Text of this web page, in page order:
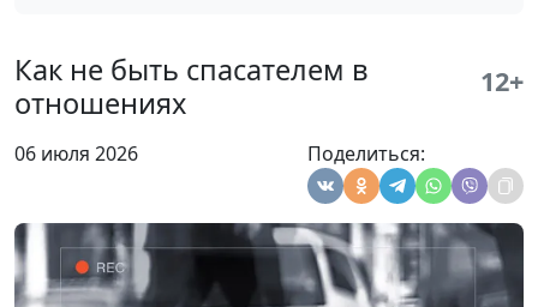
Как не быть спасателем в
отношениях
12+
06 июля 2026 Поделиться:
психолог
соглашаться, лишь бы
Надежда Орлюк,
психолог
Ответственны ли мы за
чувства других людей?
Мария Мараханова,
Надежда Орлюк,
психолог
#998